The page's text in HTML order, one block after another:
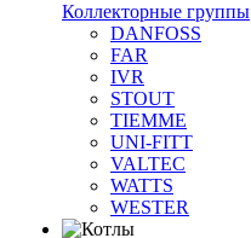
Коллекторные группы
DANFOSS
FAR
IVR
STOUT
TIEMME
UNI-FITT
VALTEC
WATTS
WESTER